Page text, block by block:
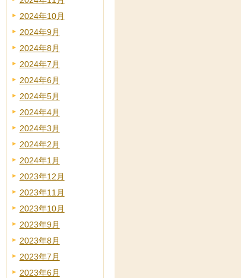
2024年10月
2024年9月
2024年8月
2024年7月
2024年6月
2024年5月
2024年4月
2024年3月
2024年2月
2024年1月
2023年12月
2023年11月
2023年10月
2023年9月
2023年8月
2023年7月
2023年6月